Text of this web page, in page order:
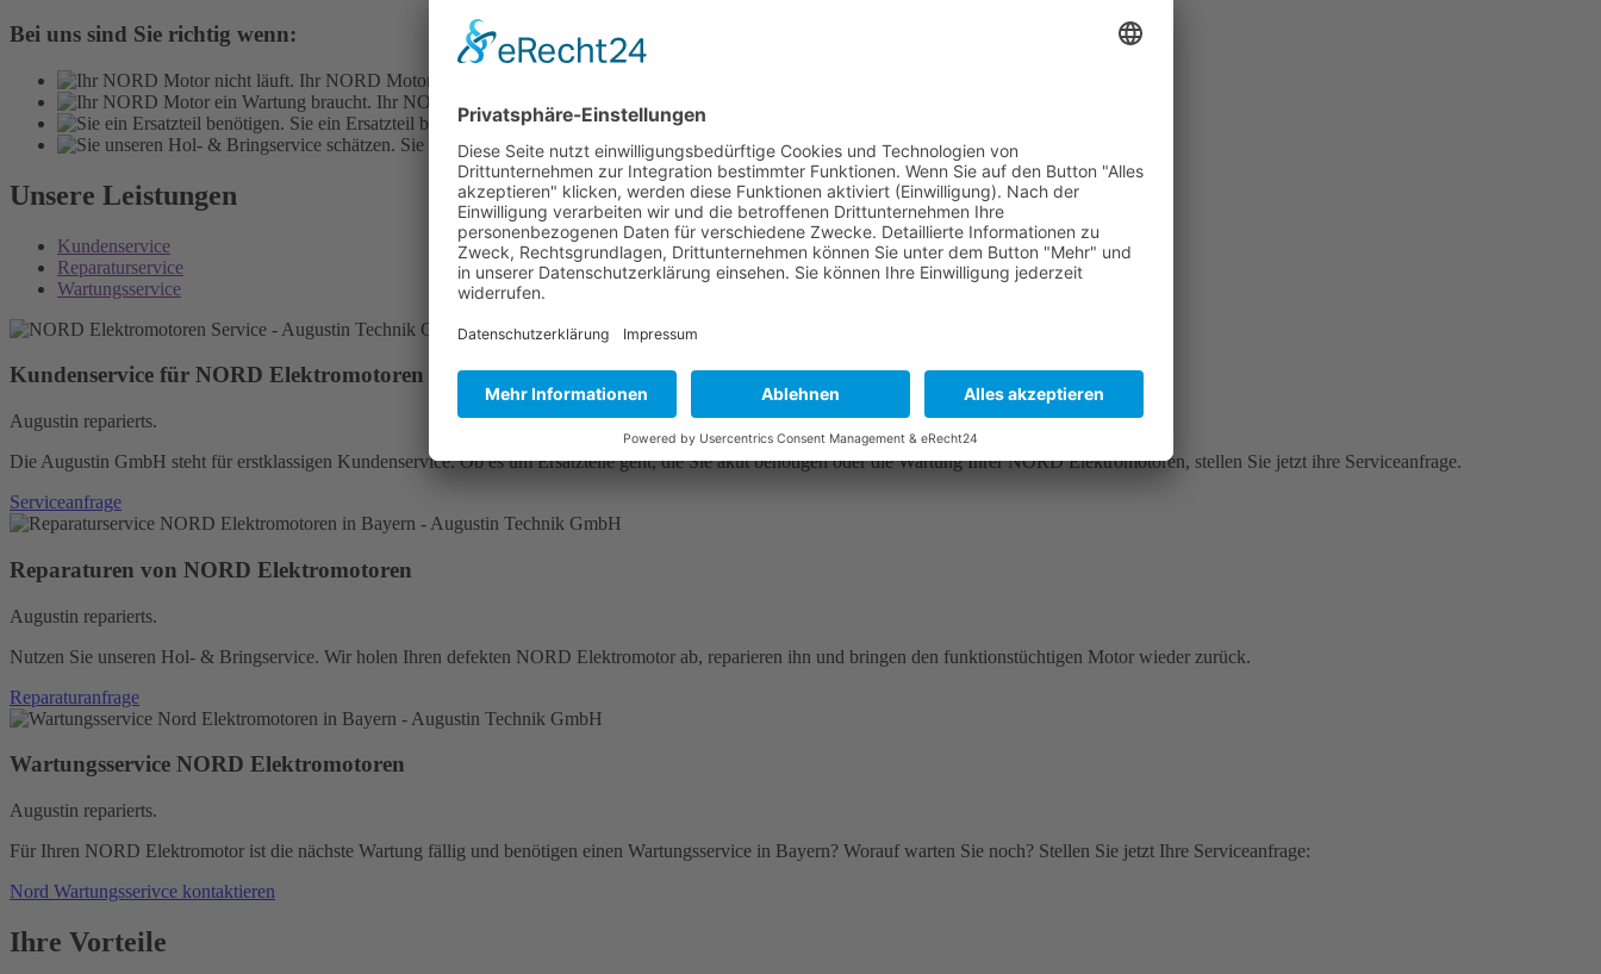
Bei uns sind Sie richtig wenn:
Ihr NORD Motor nicht läuft.
Ihr NORD Motor ein Wartung braucht.
Sie ein Ersatzteil benötigen.
Sie unseren Hol- & Bringservice schätzen.
Unsere Leistungen
Kundenservice
Reparaturservice
Wartungsservice
Kundenservice für NORD Elektromotoren
Augustin reparierts.
Die Augustin GmbH steht für erstklassigen Kundenservice. Ob es um Ersatzteile geht, die Sie akut benötigen oder die Wartung Ihrer NORD Elektromotoren, stellen Sie jetzt ihre Serviceanfrage.
Serviceanfrage
Reparaturen von NORD Elektromotoren
Augustin reparierts.
Nutzen Sie unseren Hol- & Bringservice. Wir holen Ihren defekten NORD Elektromotor ab, reparieren ihn und bringen den funktionstüchtigen Motor wieder zurück.
Reparaturanfrage
Wartungsservice NORD Elektromotoren
Augustin reparierts.
Für Ihren NORD Elektromotor ist die nächste Wartung fällig und benötigen einen Wartungsservice in Bayern? Worauf warten Sie noch? Stellen Sie jetzt Ihre Serviceanfrage:
Nord Wartungsserivce kontaktieren
Ihre Vorteile